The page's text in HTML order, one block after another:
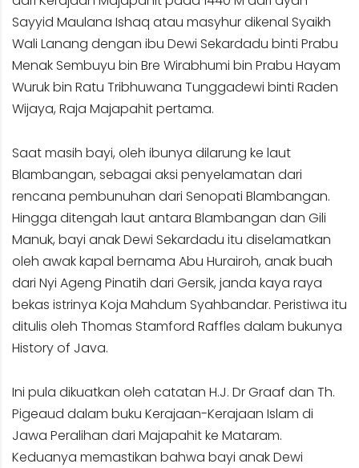
Sayyid Maulana Ishaq atau masyhur dikenal Syaikh
Wali Lanang dengan ibu Dewi Sekardadu binti Prabu
Menak Sembuyu bin Bre Wirabhumi bin Prabu Hayam
Wuruk bin Ratu Tribhuwana Tunggadewi binti Raden
Wijaya, Raja Majapahit pertama.
Saat masih bayi, oleh ibunya dilarung ke laut
Blambangan, sebagai aksi penyelamatan dari
rencana pembunuhan dari Senopati Blambangan.
Hingga ditengah laut antara Blambangan dan Gili
Manuk, bayi anak Dewi Sekardadu itu diselamatkan
oleh awak kapal bernama Abu Hurairoh, anak buah
dari Nyi Ageng Pinatih dari Gersik, janda kaya raya
bekas istrinya Koja Mahdum Syahbandar. Peristiwa itu
ditulis oleh Thomas Stamford Raffles dalam bukunya
History of Java.
Ini pula dikuatkan oleh catatan H.J. Dr Graaf dan Th.
Pigeaud dalam buku Kerajaan-Kerajaan Islam di
Jawa Peralihan dari Majapahit ke Mataram.
Keduanya memastikan bahwa bayi anak Dewi